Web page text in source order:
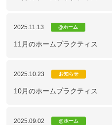
2025.11.13 @ホーム
11月のホームプラクティス
2025.10.23 お知らせ
10月のホームプラクティス
2025.09.02 @ホーム